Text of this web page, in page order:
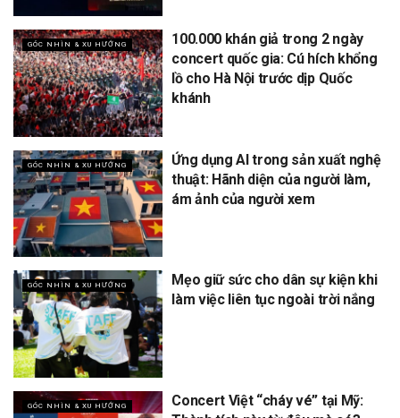
GÓC NHÌN & XU HƯỚNG
100.000 khán giả trong 2 ngày
concert quốc gia: Cú hích khổng
lồ cho Hà Nội trước dịp Quốc
khánh
GÓC NHÌN & XU HƯỚNG
Ứng dụng AI trong sản xuất nghệ
thuật: Hãnh diện của người làm,
ám ảnh của người xem
GÓC NHÌN & XU HƯỚNG
Mẹo giữ sức cho dân sự kiện khi
làm việc liên tục ngoài trời nắng
GÓC NHÌN & XU HƯỚNG
Concert Việt “cháy vé” tại Mỹ: